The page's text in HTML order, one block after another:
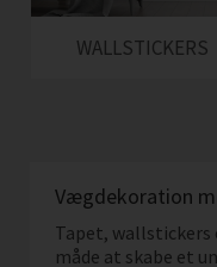
WALLSTICKERS
Vægdekoration
Tapet,
måde at skabe et